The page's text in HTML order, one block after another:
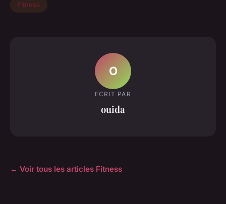
Fitness
O
ECRIT PAR
ouida
← Voir tous les articles Fitness